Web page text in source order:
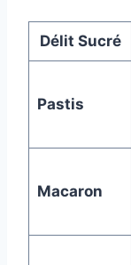
Délit Sucré
Pastis
Macaron